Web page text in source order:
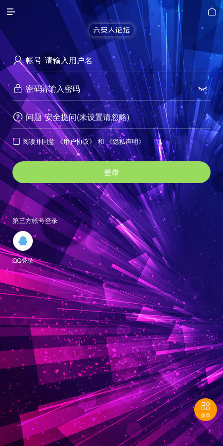
 
 帐号
 密码 
 问题 
安全提问(未设置请忽略)
 阅读并同意 《用户协议》 和 《隐私声明》
登录
第三方帐号登录

QQ登录

菜单